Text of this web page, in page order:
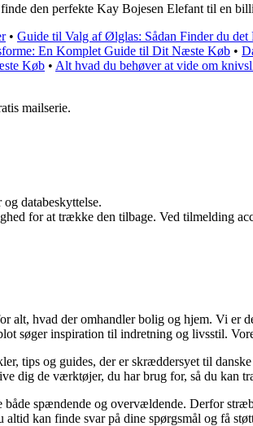
den perfekte Kay Bojesen Elefant til en
• Guide til Valg af Ølglas: Sådan Finder du det
En Komplet Guide til Dit Næste Køb •
Køb • Alt hvad du behøver at vide om
mailserie.
databeskyttelse.
for at trække den tilbage. Ved tilmelding
hvad der omhandler bolig og hjem. Vi er
søger inspiration til indretning og livsstil.
tips og guides, der er skræddersyet til
dig de værktøjer, du har brug for, så du kan
spændende og overvældende. Derfor
altid kan finde svar på dine spørgsmål og få